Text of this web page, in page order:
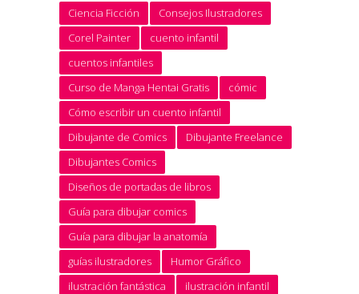
Ciencia Ficción
Consejos Ilustradores
Corel Painter
cuento infantil
cuentos infantiles
Curso de Manga Hentai Gratis
cómic
Cómo escribir un cuento infantil
Dibujante de Comics
Dibujante Freelance
Dibujantes Comics
Diseños de portadas de libros
Guía para dibujar comics
Guía para dibujar la anatomía
guías ilustradores
Humor Gráfico
ilustración fantástica
ilustración infantil